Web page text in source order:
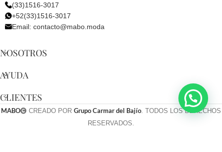
(33)1516-3017
+52(33)1516-3017
Email: contacto@mabo.moda
NOSOTROS
AYUDA
CLIENTES
MABO CREADO POR Grupo Carmar del Bajío . TODOS LOS DERECHOS
RESERVADOS.